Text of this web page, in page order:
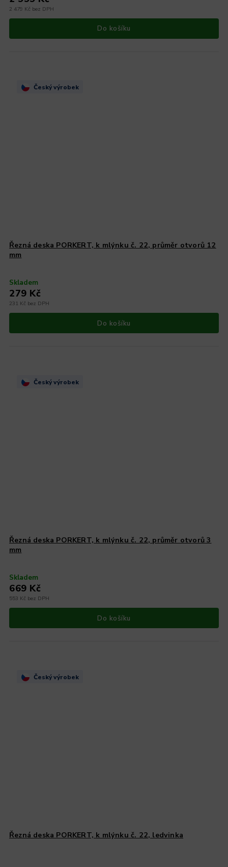
2 479 Kč bez DPH
Do košíku
Český výrobek
Řezná deska PORKERT, k mlýnku č. 22, průměr otvorů 12
mm
Skladem
231 Kč bez DPH
279 Kč
Do košíku
Český výrobek
Řezná deska PORKERT, k mlýnku č. 22, průměr otvorů 3
mm
Skladem
553 Kč bez DPH
669 Kč
Do košíku
Český výrobek
Řezná deska PORKERT, k mlýnku č. 22, ledvinka